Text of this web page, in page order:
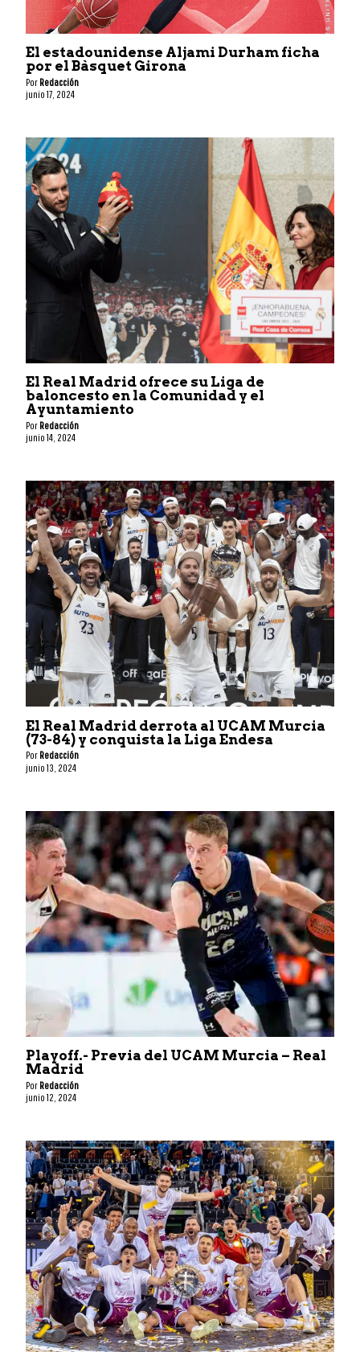
El estadounidense Aljami Durham ficha
por el Bàsquet Girona
Por Redacción
junio 17, 2024
El Real Madrid ofrece su Liga de
baloncesto en la Comunidad y el
Ayuntamiento
Por Redacción
junio 14, 2024
El Real Madrid derrota al UCAM Murcia
(73-84) y conquista la Liga Endesa
Por Redacción
junio 13, 2024
Playoff.- Previa del UCAM Murcia – Real
Madrid
Por Redacción
junio 12, 2024